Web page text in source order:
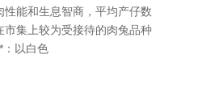
性能和生息智商，平均产仔数
集上较为受接待的肉兔品种
：以白色